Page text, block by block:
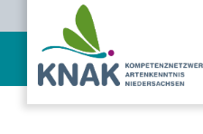
Inhalt
springen